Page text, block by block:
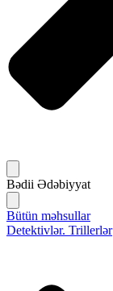
Bədii Ədəbiyyat
Bütün məhsullar
Detektivlər. Trillerlər